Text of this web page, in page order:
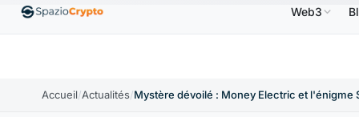
↑1.10% EthereumETH1 880,58 $US 0,9991 $US↑0.00%
Web3
Accueil/Actualités/Mystère dévoilé : Money Electric et l'énigme